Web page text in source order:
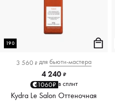
190
3 560 ₽ для бьюти-мастера
4 240 ₽
1060₽ в сплит
Kydra Le Salon Оттеночная